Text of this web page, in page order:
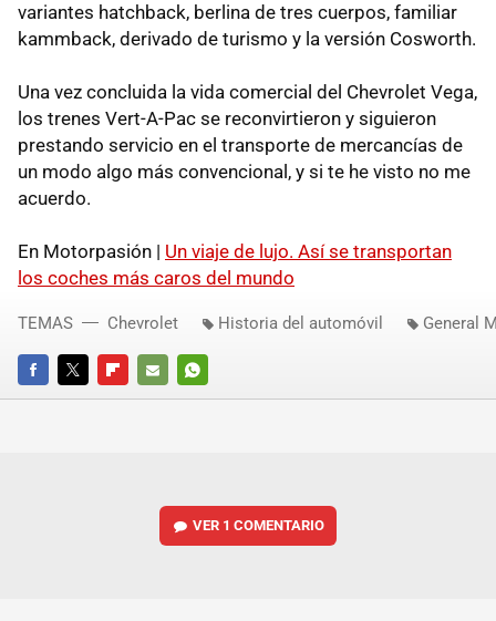
variantes hatchback, berlina de tres cuerpos, familiar
kammback, derivado de turismo y la versión Cosworth.
Una vez concluida la vida comercial del Chevrolet Vega,
los trenes Vert-A-Pac se reconvirtieron y siguieron
prestando servicio en el transporte de mercancías de
un modo algo más convencional, y si te he visto no me
acuerdo.
En Motorpasión | Un viaje de lujo. Así se transportan
los coches más caros del mundo
FACEBOOKTWITTERFLIPBOARD
E-
WHATSAPP
TEMAS Chevrolet Historia del automóvil General
VER 1 COMENTARIO